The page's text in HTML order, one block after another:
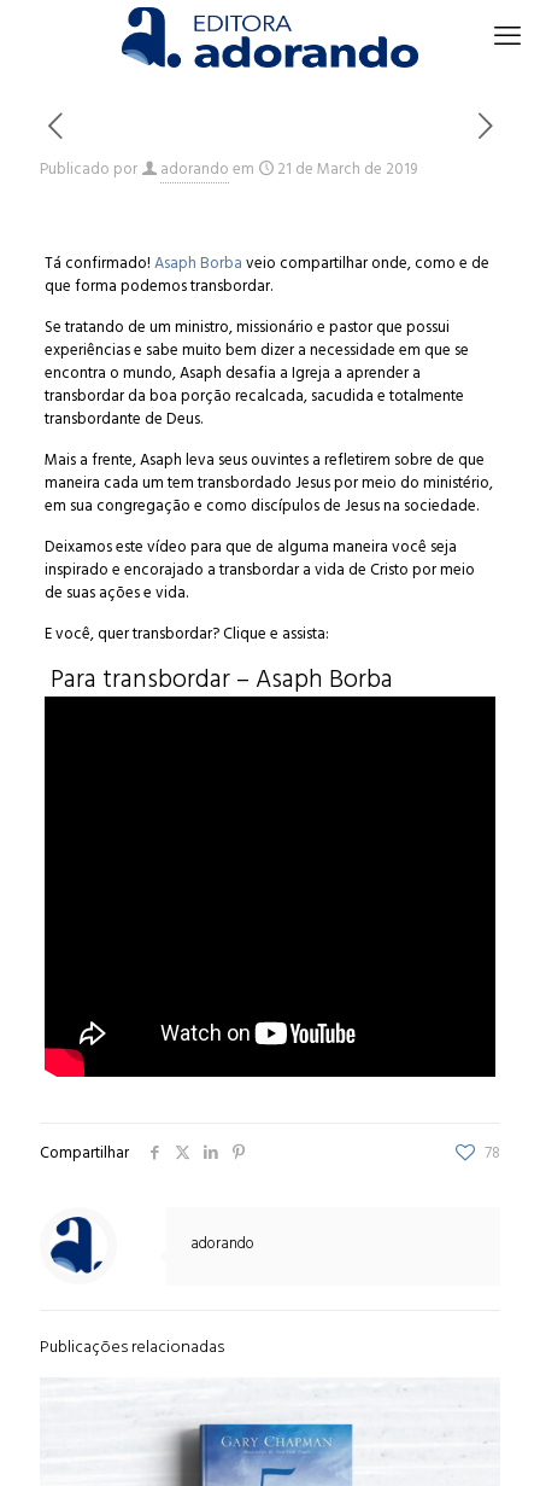
Publicado por adorandoem 21 de March de 2019
Tá confirmado!Asaph Borbaveio compartilhar onde, como e de
que forma podemos transbordar.
Se tratando de um ministro, missionário e pastor que possui
experiências e sabe muito bem dizer a necessidade em que se
encontra o mundo, Asaph desafia a Igreja a aprender a
transbordar da boa porção recalcada, sacudida e totalmente
transbordante de Deus.
Mais a frente, Asaph leva seus ouvintes a refletirem sobre de que
maneira cada um tem transbordado Jesus por meio do ministério,
em sua congregação e como discípulos de Jesus na sociedade.
Deixamos este vídeo para que de alguma maneira você seja
inspirado e encorajado a transbordar a vida de Cristo por meio
de suas ações e vida.
E você, quer transbordar? Clique e assista:
Para transbordar – Asaph Borba
Compartilhar 78
adorando
Publicações relacionadas